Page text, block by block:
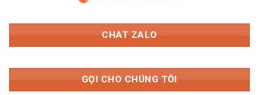
CHAT ZALO
GỌI CHO CHÚNG TÔI